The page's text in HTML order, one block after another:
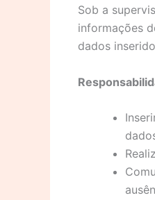
Sob a
informações
dados